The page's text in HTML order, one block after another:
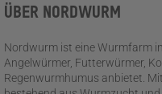
ÜBER NORDWURM
Nordwurm ist eine Wurmfarm
Angelwürmer, Futterwürmer,
Regenwurmhumus anbietet.